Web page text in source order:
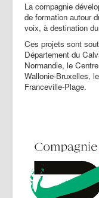
La compagnie
de formation autour
voix, à destination
Ces projets sont
Département du
Normandie, le
Wallonie-Bruxelles,
Franceville-Plage.